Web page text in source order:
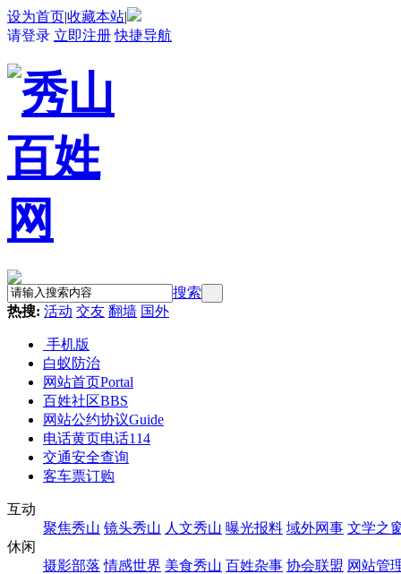
设为首页|收藏本站|
请登录 立即注册 快捷导航
搜索
热搜: 活动 交友 翻墙 国外
手机版
白蚁防治
网站首页Portal
百姓社区BBS
网站公约协议Guide
电话黄页电话114
交通安全查询
客车票订购
互动
聚焦秀山 镜头秀山 人文秀山 曝光报料 域外网事 文学之
休闲
摄影部落 情感世界 美食秀山 百姓杂事 协会联盟 网站管